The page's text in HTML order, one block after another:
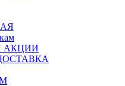
АКЦИИ